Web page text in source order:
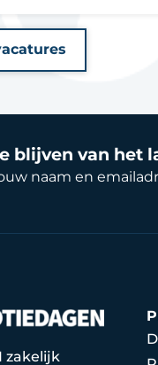
blijven van het
naam en
zakelijk